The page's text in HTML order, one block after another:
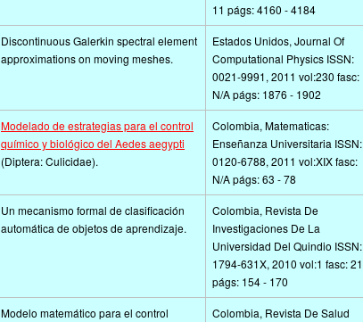
11 págs: 4160 - 4184
Discontinuous Galerkin spectral element
approximations on moving meshes.
Estados Unidos, Journal Of
Computational Physics ISSN:
0021-9991, 2011 vol:230 fasc:
N/A págs: 1876 - 1902
Modelado de estrategias para el control
químico y biológico del Aedes aegypti
(Diptera: Culicidae).
Colombia, Matematicas:
Enseñanza Universitaria ISSN:
0120-6788, 2011 vol:XIX fasc:
N/A págs: 63 - 78
Un mecanismo formal de clasificación
automática de objetos de aprendizaje.
Colombia, Revista De
Investigaciones De La
Universidad Del Quindio ISSN:
1794-631X, 2010 vol:1 fasc: 21
págs: 154 - 170
Modelo matemático para el control
Colombia, Revista De Salud